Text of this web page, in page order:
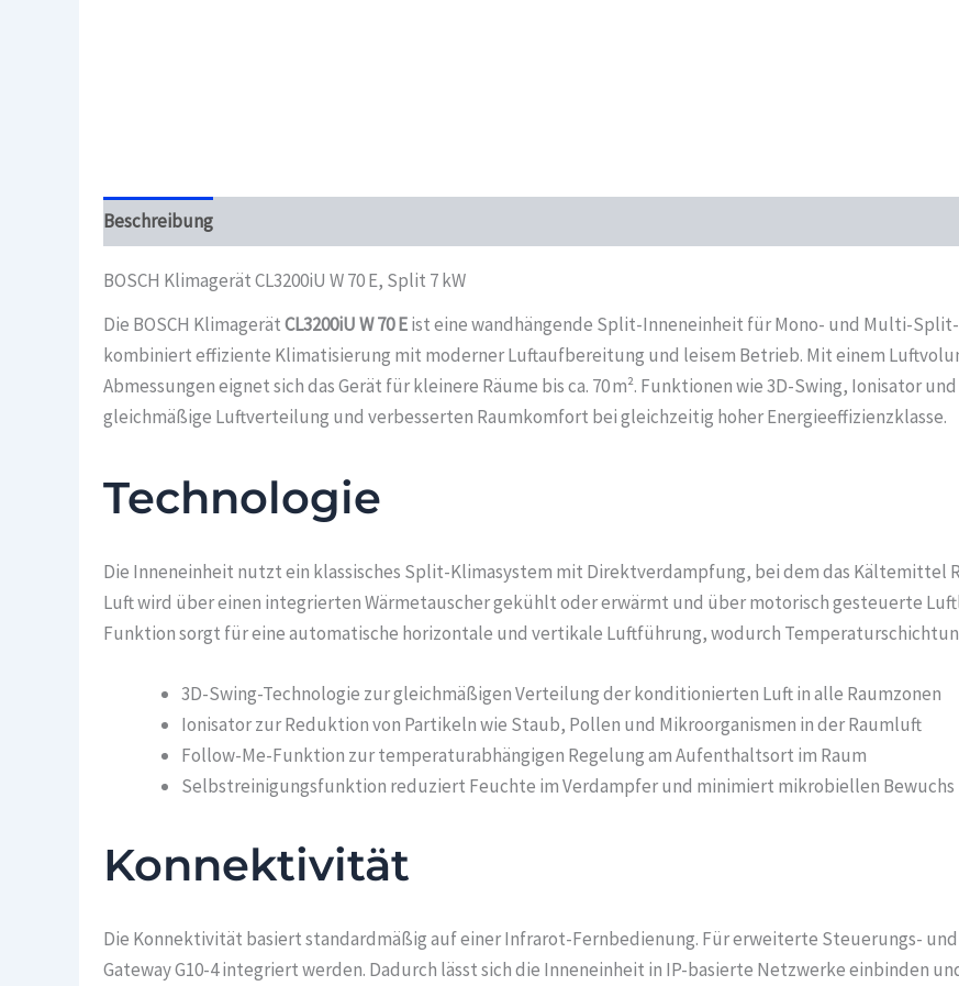
Beschreibung
BOSCH Klimagerät CL3200iU W 70 E, Split 7 kW
Die BOSCH KlimagerätCL3200iU W 70 Eist eine wandhängende Split-Inneneinheit für Mono- und Multi-Split-
kombiniert effiziente Klimatisierung mit moderner Luftaufbereitung und leisem Betrieb. Mit einem
Abmessungen eignet sich das Gerät für kleinere Räume bis ca. 70 m². Funktionen wie 3D-Swing, Ionisator
gleichmäßige Luftverteilung und verbesserten Raumkomfort bei gleichzeitig hoher Energieeffizienzklasse.
Technologie
Die Inneneinheit nutzt ein klassisches Split-Klimasystem mit Direktverdampfung, bei dem das Kältemittel
Luft wird über einen integrierten Wärmetauscher gekühlt oder erwärmt und über motorisch gesteuerte
Funktion sorgt für eine automatische horizontale und vertikale Luftführung, wodurch
3D-Swing-Technologie zur gleichmäßigen Verteilung der konditionierten Luft in alle Raumzonen
Ionisator zur Reduktion von Partikeln wie Staub, Pollen und Mikroorganismen in der Raumluft
Follow-Me-Funktion zur temperaturabhängigen Regelung am Aufenthaltsort im Raum
Selbstreinigungsfunktion reduziert Feuchte im Verdampfer und minimiert mikrobiellen Bewuchs
Konnektivität
Die Konnektivität basiert standardmäßig auf einer Infrarot-Fernbedienung. Für erweiterte Steuerungs-
Gateway G10-4 integriert werden. Dadurch lässt sich die Inneneinheit in IP-basierte Netzwerke einbinden